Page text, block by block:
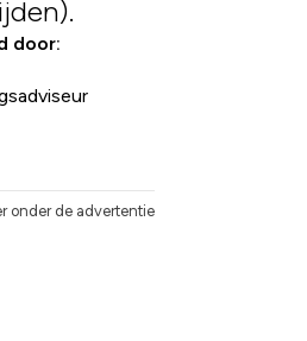
door:
onder de advertentie